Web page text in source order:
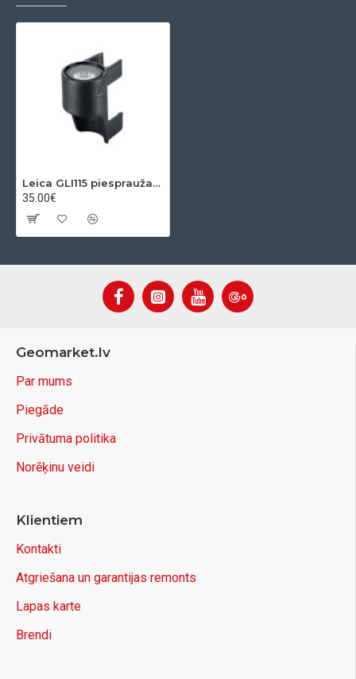
Leica GLI115 piespraužams burbulis mini štokiem
35.00€
Geomarket.lv
Par mums
Piegāde
Privātuma politika
Norēķinu veidi
Klientiem
Kontakti
Atgriešana un garantijas remonts
Lapas karte
Brendi